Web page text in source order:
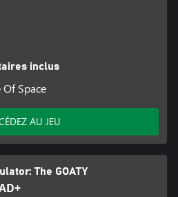
inclus
Space
AU JEU
The GOATY